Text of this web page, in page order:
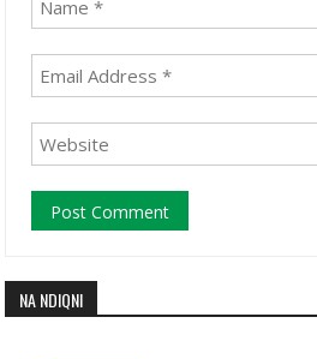
NA NDIQNI